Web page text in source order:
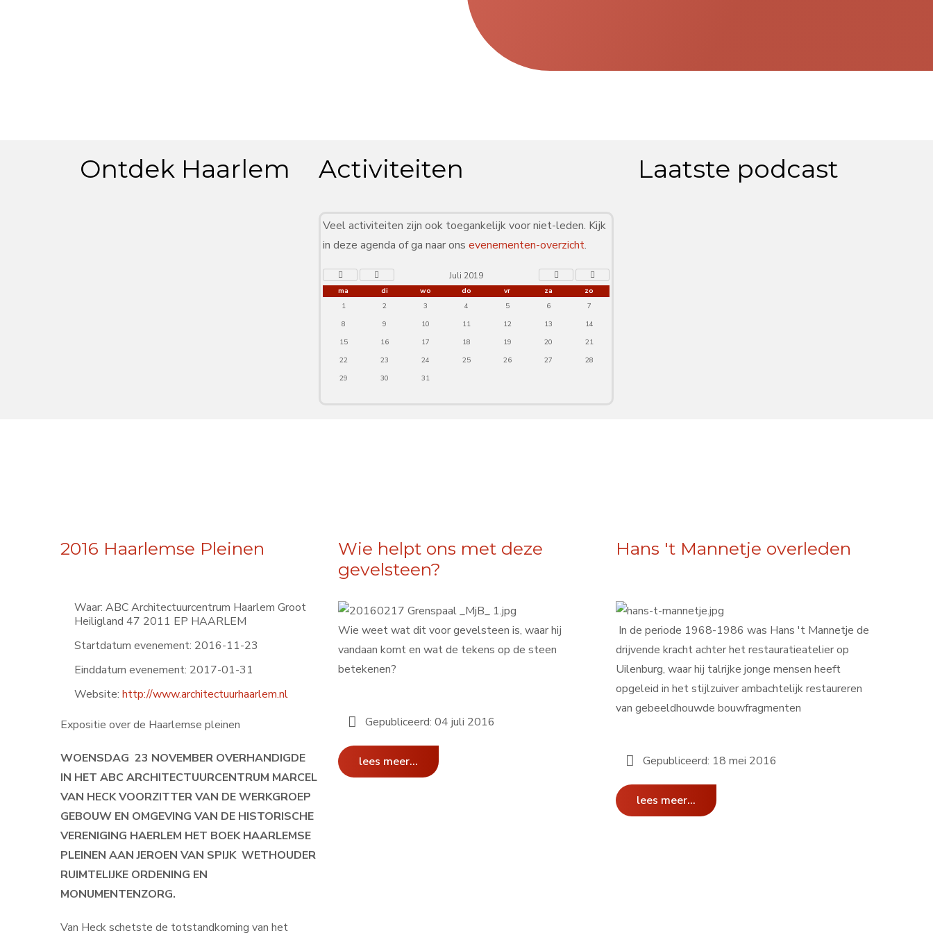
Ontdek Haarlem Activiteiten
Veel activiteiten zijn ook toegankelijk voor niet-leden. Kijk
in deze agenda of ga naar onsevenementen-overzicht.
Juli 2019
ma di wo do vr za
zo
1
2 3 4 5 6
7
8
9 10 11 12 13
14
15
16 17 18 19 20
21
22
23 24 25 26 27
28
29
30 31
Laatste podcast
2016 Haarlemse Pleinen
Waar: ABC Architectuurcentrum Haarlem Groot
Heiligland 47 2011 EP HAARLEM
Startdatum evenement: 2016-11-23
Einddatum evenement: 2017-01-31
Website: http://www.architectuurhaarlem.nl
Expositie over de Haarlemse pleinen
WOENSDAG 23 NOVEMBER OVERHANDIGDE
IN HET ABC ARCHITECTUURCENTRUM MARCEL
VAN HECK VOORZITTER VAN DE WERKGROEP
GEBOUW EN OMGEVING VAN DE HISTORISCHE
VERENIGING HAERLEM HET BOEK HAARLEMSE
PLEINEN AAN JEROEN VAN SPIJK WETHOUDER
RUIMTELIJKE ORDENING EN
MONUMENTENZORG.
Van Heck schetste de totstandkoming van het
Wie helpt ons met deze
gevelsteen?
Wie weet wat dit voor gevelsteen is, waar hij
vandaan komt en wat de tekens op de steen
betekenen?
Gepubliceerd: 04 juli 2016
lees meer...
Hans 't Mannetje overleden
In de periode 1968-1986 was Hans 't Mannetje de
drijvende kracht achter het restauratieatelier op
Uilenburg, waar hij talrijke jonge mensen heeft
opgeleid in het stijlzuiver ambachtelijk restaureren
van gebeeldhouwde bouwfragmenten
Gepubliceerd: 18 mei 2016
lees meer...